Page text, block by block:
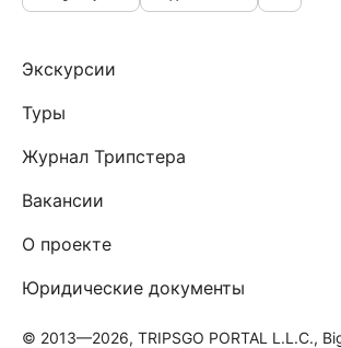
Экскурсии
Туры
Журнал Трипстера
Вакансии
О проекте
Юридические документы
© 2013—2026, TRIPSGO PORTAL L.L.C.,